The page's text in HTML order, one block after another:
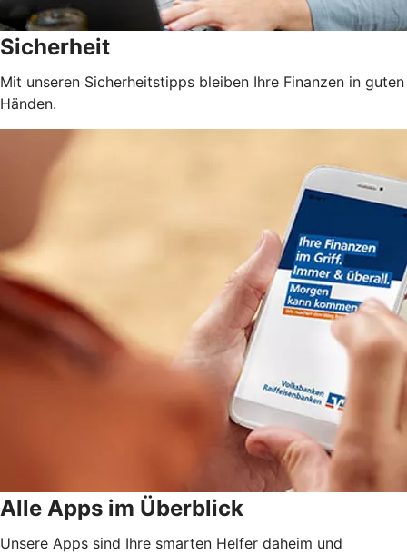
Sicherheit
Mit unseren Sicherheitstipps bleiben Ihre Finanzen in guten
Händen.
Alle Apps im Überblick
Unsere Apps sind Ihre smarten Helfer daheim und